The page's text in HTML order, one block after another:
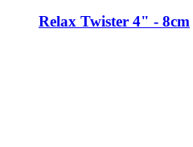
Relax Twister 4" - 8cm